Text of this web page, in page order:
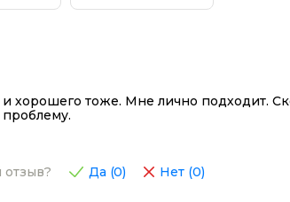
хорошего тоже. Мне лично подходит.
Да (0) Нет (0)